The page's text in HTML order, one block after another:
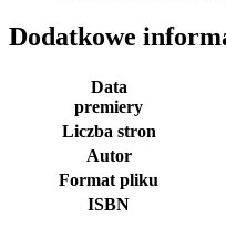
Dodatkowe
Data
premiery
Liczba stron
Autor
Format pliku
ISBN